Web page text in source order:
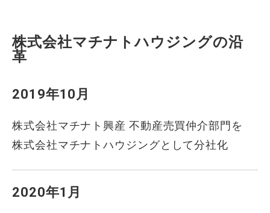
株式会社マチナトハウジングの沿
革
2019年10月
株式会社マチナト興産 不動産売買仲介部門を
株式会社マチナトハウジングとして分社化
2020年1月